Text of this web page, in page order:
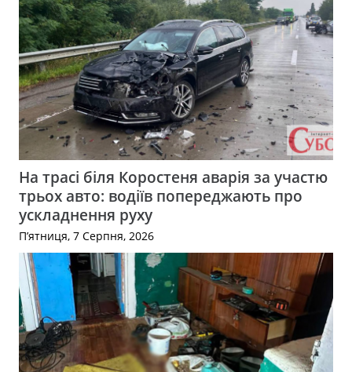
На трасі біля Коростеня аварія за участю
трьох авто: водіїв попереджають про
ускладнення руху
П’ятниця, 7 Серпня, 2026